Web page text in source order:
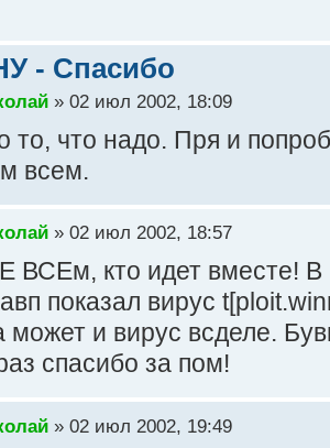
- Спасибо
» 02 июл 2002, 18:09
то, что надо. Пря и
всем.
» 02 июл 2002, 18:57
кто идет вместе!
показал вирус
может и вирус всделе.
спасибо за пом!
» 02 июл 2002, 19:49